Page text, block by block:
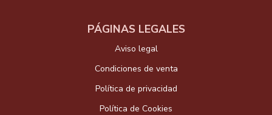
PÁGINAS LEGALES
Aviso legal
Condiciones de venta
Política de privacidad
Política de Cookies